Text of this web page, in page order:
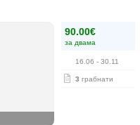
90.00€
за двама
16.06 - 30.11
3 грабнати